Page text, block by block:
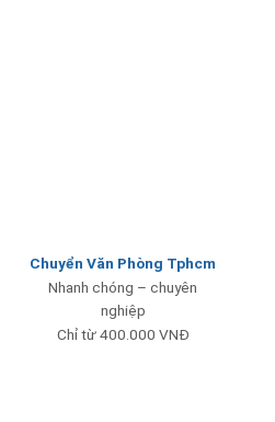
Chuyển Văn Phòng Tphcm
Nhanh chóng – chuyên
nghiệp
Chỉ từ 400.000 VNĐ